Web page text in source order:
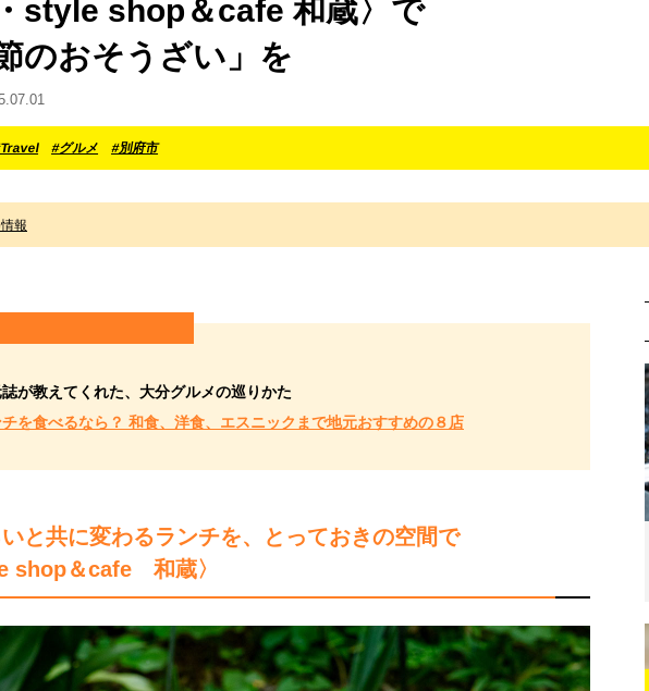
・style shop＆cafe 和蔵〉で
のおそうざい」を
#グルメ #別府市
報
が教えてくれた、大分グルメの巡りかた
を食べるなら？ 和食、洋食、エスニックまで地元おすすめの８店
と共に変わるランチを、とっておきの空間で
shop＆cafe 和蔵〉